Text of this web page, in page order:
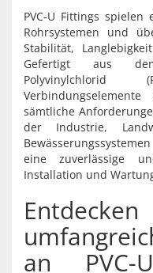
PVC-U Fittings
Rohrsystemen und
Stabilität,
Gefertigt aus
sämtliche
der Industrie,
eine zuverlässige
Installation und
an